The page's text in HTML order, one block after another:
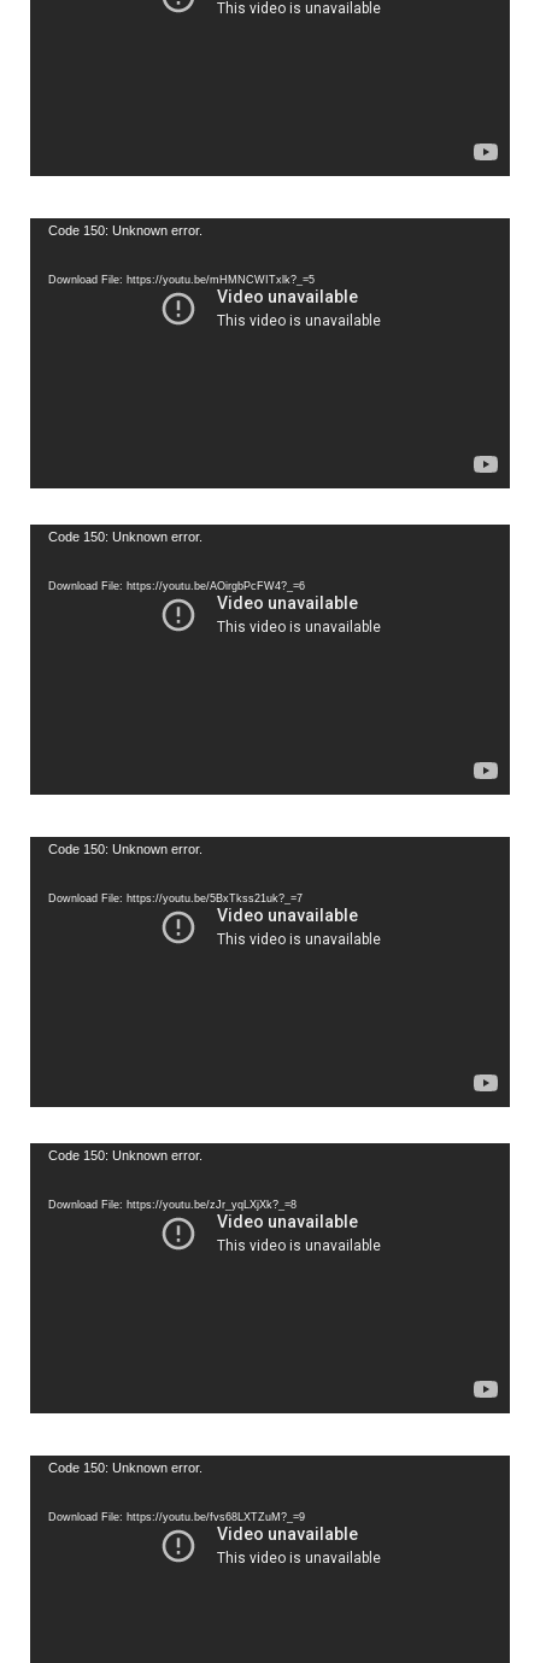
Video
Code 150: Unknown error.
Download File: https://youtu.be/mHMNCWITxlk?_=5
Video
Code 150: Unknown error.
Download File: https://youtu.be/AOirgbPcFW4?_=6
Video
Code 150: Unknown error.
Download File: https://youtu.be/5BxTkss21uk?_=7
Video
Code 150: Unknown error.
Download File: https://youtu.be/zJr_yqLXjXk?_=8
Video
Code 150: Unknown error.
Download File: https://youtu.be/fvs68LXTZuM?_=9